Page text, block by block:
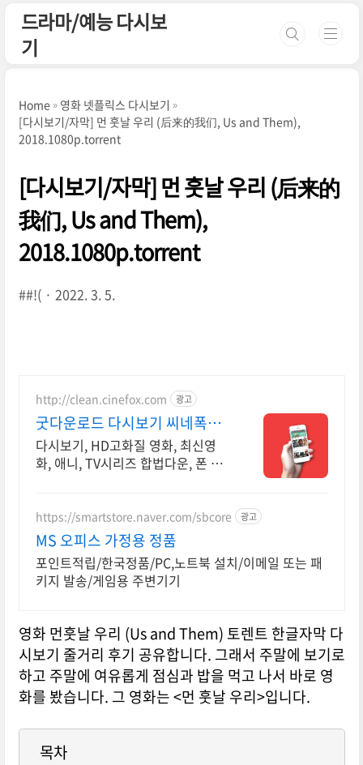
드라마/예능 다시보
기
Home
영화 넷플릭스 다시보기
[다시보기/자막] 먼 훗날 우리 (后来的我们, Us and Them),
2018.1080p.torrent
[다시보기/자막] 먼 훗날 우리 (后来的
我们, Us and Them),
2018.1080p.torrent
##!( 2022. 3. 5.
http://clean.cinefox.com 광고
굿다운로드 다시보기 씨네폭스
중드 일드 30%할인
다시보기, HD고화질 영화, 최신영
화, 애니, TV시리즈 합법다운, 폰 감
https://smartstore.naver.com/sbcore 광고
MS 오피스 가정용 정품
포인트적립/한국정품/PC,노트북 설치/이메일 또는 패
키지 발송/게임용 주변기기
영화 먼훗날 우리 (Us and Them) 토렌트 한글자막 다
시보기 줄거리 후기 공유합니다. 그래서 주말에 보기로
하고 주말에 여유롭게 점심과 밥을 먹고 나서 바로 영
화를 봤습니다. 그 영화는 <먼 훗날 우리>입니다.
목차